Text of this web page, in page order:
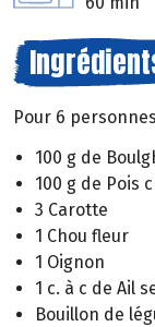
Pour 6 personnes
100 g de
100 g de Pois
3 Carotte
1 Chou fleur
1 Oignon
1 c. à c de Ail
Bouillon de